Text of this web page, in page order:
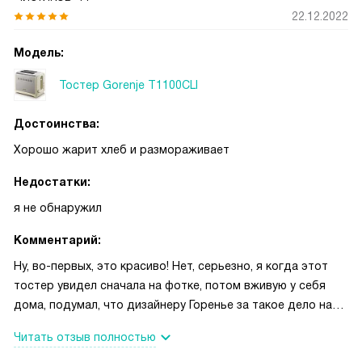
22.12.2022
Модель:
Тостер Gorenje T1100CLI
Достоинства:
Хорошо жарит хлеб и размораживает
Недостатки:
я не обнаружил
Комментарий:
Ну, во-первых, это красиво! Нет, серьезно, я когда этот
тостер увидел сначала на фотке, потом вживую у себя
дома, подумал, что дизайнеру Горенье за такое дело надо
интересное сочетание цветов, очень аккуратный корпус,
Читать отзыв полностью